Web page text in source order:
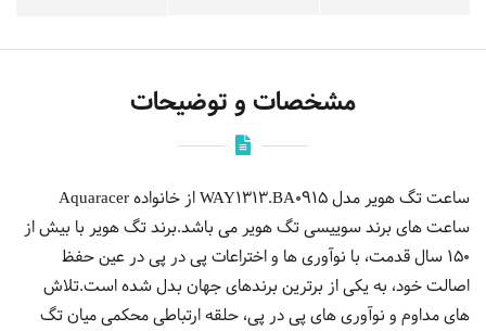
مشخصات و توضیحات
ساعت تگ هویر مدل WAY1313.BA0915 از خانواده Aquaracer
ساعت های برند سوییسی تگ هویر می باشد.برند تگ هویر با بیش از
150 سال قدمت، با نوآوری ها و اختراعات پی در پی در عین حفظ
اصالت خود، به یکی از برترین برندهای جهان بدل شده است.تلاش
های مداوم و نوآوری های پی در پی، حلقه ارتباطی محکمی میان تگ